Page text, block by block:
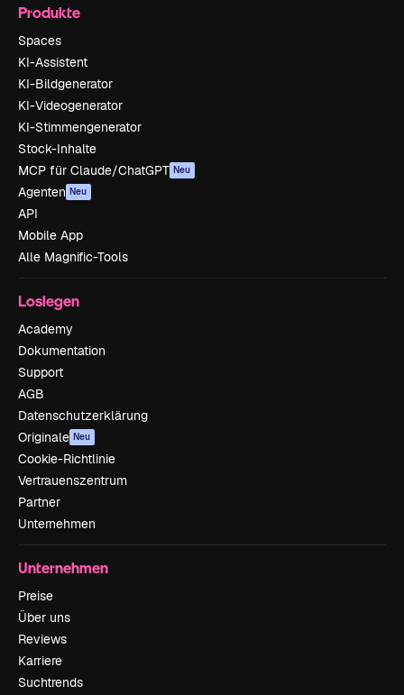
Produkte
Spaces
KI-Assistent
KI-Bildgenerator
KI-Videogenerator
KI-Stimmengenerator
Stock-Inhalte
MCP für Claude/ChatGPT Neu
Agenten Neu
API
Mobile App
Alle Magnific-Tools
Loslegen
Academy
Dokumentation
Support
AGB
Datenschutzerklärung
Originale Neu
Cookie-Richtlinie
Vertrauenszentrum
Partner
Unternehmen
Unternehmen
Preise
Über uns
Reviews
Karriere
Suchtrends